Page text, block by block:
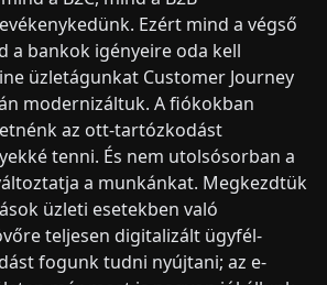
Ezért mind a végső
a bankok igényeire oda kell
üzletágunkat Customer Journey
modernizáltuk. A fiókokban
az ott-tartózkodást
tenni. És nem utolsósorban a
a munkánkat. Megkezdtük
üzleti esetekben való
teljesen digitalizált ügyfél-
fogunk tudni nyújtani; az e-